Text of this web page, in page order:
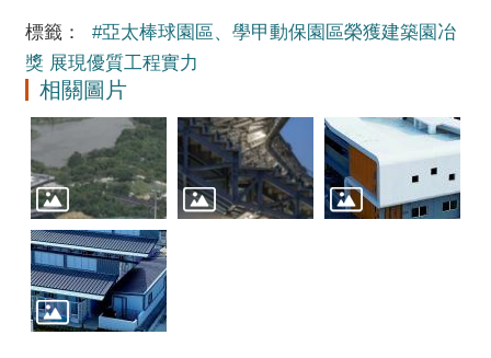
標籤：
#亞太棒球園區、學甲動保園區榮獲建築園冶
獎 展現優質工程實力
相關圖片